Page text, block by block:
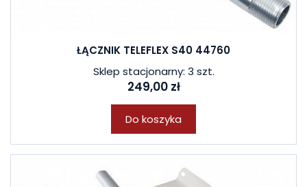
ŁĄCZNIK TELEFLEX S40 44760
Sklep stacjonarny: 3 szt.
249,00 zł
Do koszyka